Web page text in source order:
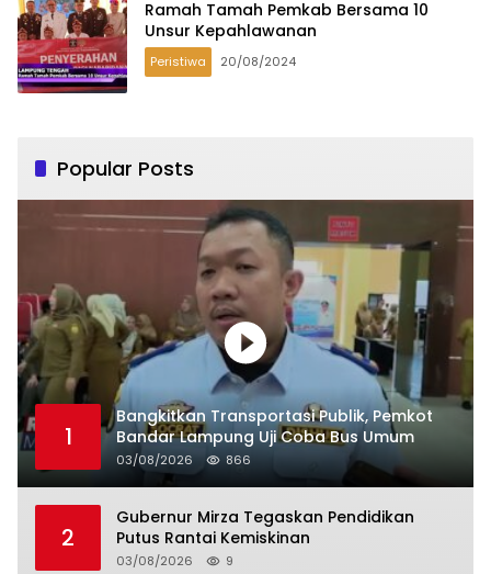
Ramah Tamah Pemkab Bersama 10
Unsur Kepahlawanan
Peristiwa 20/08/2024
Popular Posts
1
Bangkitkan Transportasi Publik, Pemkot
Bandar Lampung Uji Coba Bus Umum
03/08/2026 866
2
Gubernur Mirza Tegaskan Pendidikan
Putus Rantai Kemiskinan
03/08/2026 9